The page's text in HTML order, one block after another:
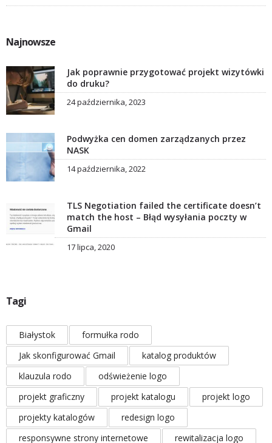
Najnowsze
Jak poprawnie przygotować projekt wizytówki
do druku?
24 października, 2023
Podwyżka cen domen zarządzanych przez
NASK
14 października, 2022
TLS Negotiation failed the certificate doesn’t
match the host – Błąd wysyłania poczty w
Gmail
17 lipca, 2020
Tagi
Białystok
formułka rodo
Jak skonfigurować Gmail
katalog produktów
klauzula rodo
odświeżenie logo
projekt graficzny
projekt katalogu
projekt logo
projekty katalogów
redesign logo
responsywne strony internetowe
rewitalizacja logo